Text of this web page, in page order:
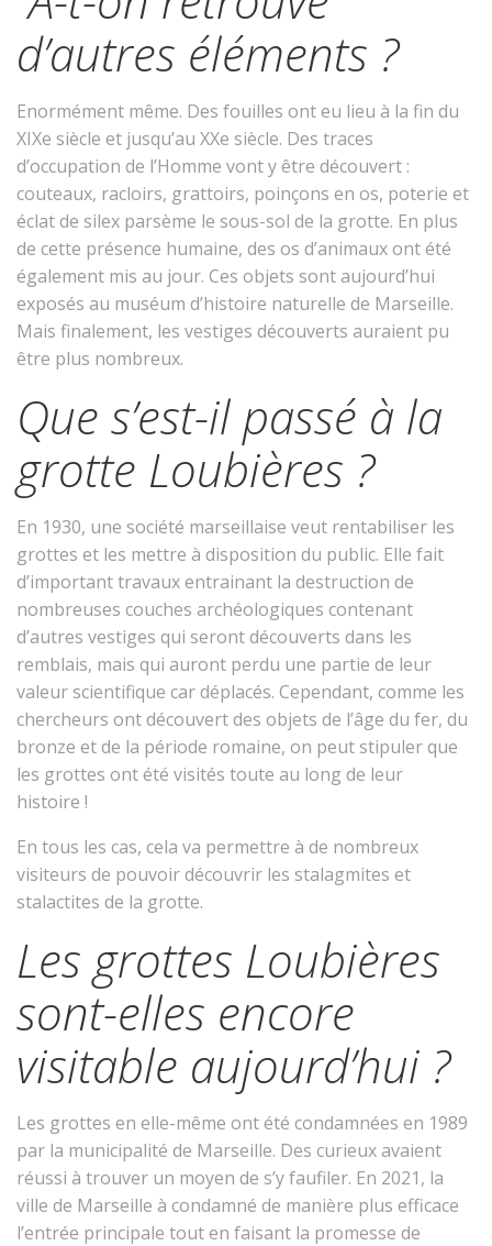
d’autres éléments ?
Enormément même. Des fouilles ont eu lieu à la fin du
XIXe siècle et jusqu’au XXe siècle. Des traces
d’occupation de l’Homme vont y être découvert :
couteaux, racloirs, grattoirs, poinçons en os, poterie et
éclat de silex parsème le sous-sol de la grotte. En plus
de cette présence humaine, des os d’animaux ont été
également mis au jour. Ces objets sont aujourd’hui
exposés au muséum d’histoire naturelle de Marseille.
Mais finalement, les vestiges découverts auraient pu
être plus nombreux.
Que s’est-il passé à la
grotte Loubières ?
En 1930, une société marseillaise veut rentabiliser les
grottes et les mettre à disposition du public. Elle fait
d’important travaux entrainant la destruction de
nombreuses couches archéologiques contenant
d’autres vestiges qui seront découverts dans les
remblais, mais qui auront perdu une partie de leur
valeur scientifique car déplacés. Cependant, comme les
chercheurs ont découvert des objets de l’âge du fer, du
bronze et de la période romaine, on peut stipuler que
les grottes ont été visités toute au long de leur
histoire !
En tous les cas, cela va permettre à de nombreux
visiteurs de pouvoir découvrir les stalagmites et
stalactites de la grotte.
Les grottes Loubières
sont-elles encore
visitable aujourd’hui ?
Les grottes en elle-même ont été condamnées en 1989
par la municipalité de Marseille. Des curieux avaient
réussi à trouver un moyen de s’y faufiler. En 2021, la
ville de Marseille à condamné de manière plus efficace
l’entrée principale tout en faisant la promesse de